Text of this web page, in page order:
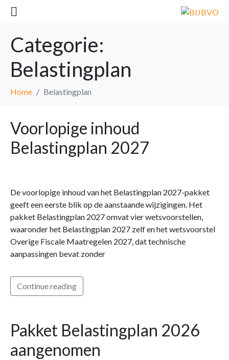
Categorie:
Belastingplan
Home Belastingplan
Voorlopige inhoud
Belastingplan 2027
De voorlopige inhoud van het Belastingplan 2027-pakket
geeft een eerste blik op de aanstaande wijzigingen. Het
pakket Belastingplan 2027 omvat vier wetsvoorstellen,
waaronder het Belastingplan 2027 zelf en het wetsvoorstel
Overige Fiscale Maatregelen 2027, dat technische
aanpassingen bevat zonder
Continue reading
Pakket Belastingplan 2026
aangenomen